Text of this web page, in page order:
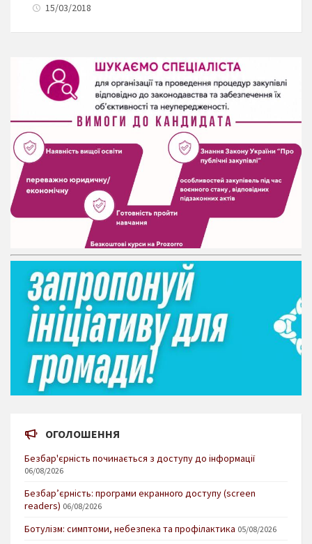
15/03/2018
ОГОЛОШЕННЯ
Безбар'єрність починається з доступу до інформації
06/08/2026
Безбар’єрність: програми екранного доступу (screen
readers) 06/08/2026
Ботулізм: симптоми, небезпека та профілактика 05/08/2026